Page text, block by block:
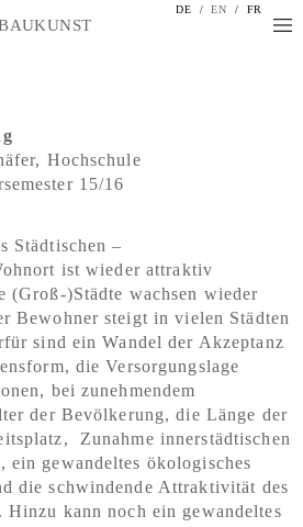
DE / EN / FR
Hochschule
15/16
Städtischen –
ist wieder attraktiv
(Groß-)Städte wachsen wieder
Bewohner steigt in vielen Städten
sind ein Wandel der Akzeptanz
die Versorgungslage
bei zunehmendem
der Bevölkerung, die Länge der
Zunahme innerstädtischen
ein gewandeltes ökologisches
die schwindende Attraktivität des
kann noch ein gewandeltes